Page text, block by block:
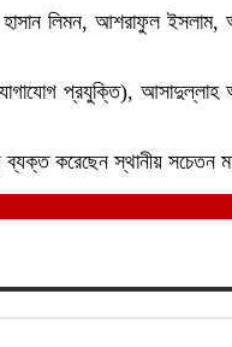
লিমন, আশরাফুল ইসলাম,
প্রযুক্তি),
ব্যক্ত করেছেন স্থানীয় সচেতন